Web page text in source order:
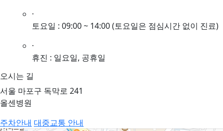
·
토요일 : 09:00 ~ 14:00(토요일은 점심시간 없이 진료)
·
휴진 : 일요일, 공휴일
오시는 길
서울 마포구 독막로 241
올센병원
주차안내 대중교통 안내